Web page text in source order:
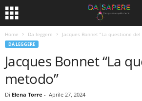
Home Da leggere Jacques Bonnet “La questione del
DA LEGGERE
Jacques Bonnet “La
metodo”
Di Elena Torre - Aprile 27, 2024